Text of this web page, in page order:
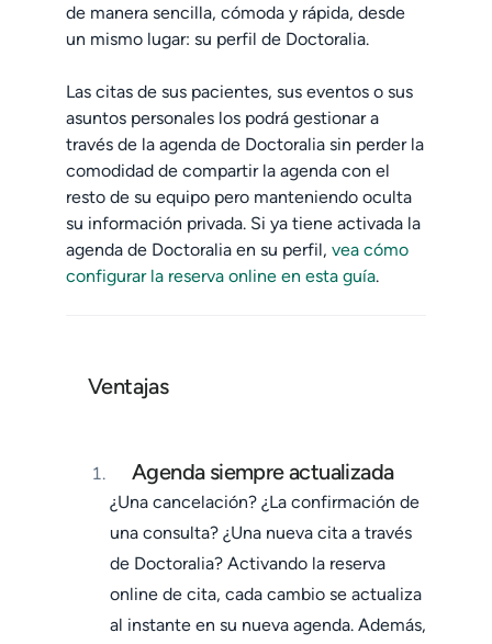
de manera sencilla, cómoda y rápida, desde
un mismo lugar: su perfil de Doctoralia.
Las citas de sus pacientes, sus eventos o sus
asuntos personales los podrá gestionar a
través de la agenda de Doctoralia sin perder la
comodidad de compartir la agenda con el
resto de su equipo pero manteniendo oculta
su información privada. Si ya tiene activada la
agenda de Doctoralia en su perfil, vea cómo
configurar la reserva online en esta guía.
Ventajas
Agenda siempre actualizada
¿Una cancelación? ¿La confirmación de
una consulta? ¿Una nueva cita a través
de Doctoralia? Activando la reserva
online de cita, cada cambio se actualiza
al instante en su nueva agenda. Además,